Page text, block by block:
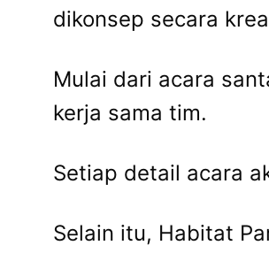
dikonsep secara
Mulai dari acara
kerja sama tim.
Setiap detail acara
Selain itu, Habitat